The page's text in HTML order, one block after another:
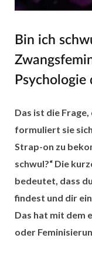
Bin ich
Das ist die
formuliert sie
Strap-on zu
schwul?“ Die
bedeutet, dass
findest und dir
Das hat mit dem
oder